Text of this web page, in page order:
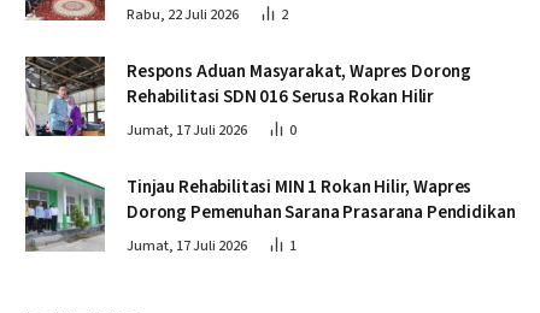
Rabu, 22 Juli 2026 2
Respons Aduan Masyarakat, Wapres Dorong
Rehabilitasi SDN 016 Serusa Rokan Hilir
Jumat, 17 Juli 2026 0
Tinjau Rehabilitasi MIN 1 Rokan Hilir, Wapres
Dorong Pemenuhan Sarana Prasarana Pendidikan
Jumat, 17 Juli 2026 1